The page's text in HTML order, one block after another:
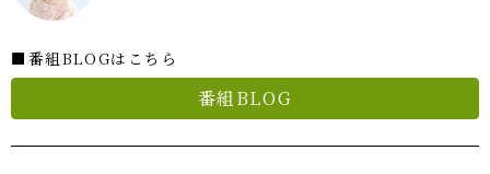
■番組BLOGはこちら
番組BLOG